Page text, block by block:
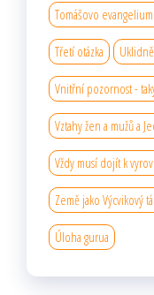
Tomášovo
Třetí otázka
Vnitřní pozornost -
Vztahy žen a mužů a
Vždy musí dojít k
Země jako Výcvikový
Úloha gurua